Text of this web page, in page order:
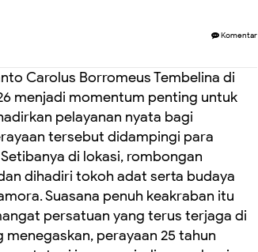
Komentar
Carolus Borromeus Tembelina di
menjadi momentum penting untuk
pelayanan nyata bagi
tersebut didampingi para
di lokasi, rombongan
dihadiri tokoh adat serta budaya
Suasana penuh keakraban itu
persatuan yang terus terjaga di
menegaskan, perayaan 25 tahun